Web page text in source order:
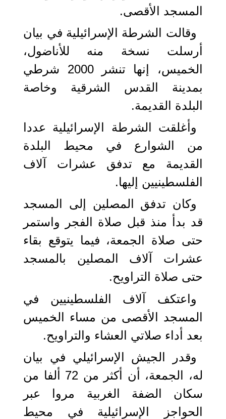
المسجد الأقصى.
وقالت الشرطة الإسرائيلية في بيان
أرسلت نسخة منه للأناضول،
الخميس، إنها تنشر 2000 شرطي
بمدينة القدس الشرقية وخاصة
البلدة القديمة.
وأغلقت الشرطة الإسرائيلية عددا
من الشوارع في محيط البلدة
القديمة مع تدفق عشرات آلاف
الفلسطينيين إليها.
وكان تدفق المصلين إلى المسجد
قد بدأ منذ قبل صلاة الفجر واستمر
حتى صلاة الجمعة، فيما يتوقع بقاء
عشرات آلاف المصلين بالمسجد
حتى صلاة التراويح.
واعتكف آلاف الفلسطينيين في
المسجد الأقصى من مساء الخميس
بعد أداء صلاتي العشاء والتراويح.
وقدر الجيش الإسرائيلي في بيان
له، الجمعة، أن أكثر من 72 ألفا من
سكان الضفة الغربية مروا عبر
الحواجز الإسرائيلية في محيط